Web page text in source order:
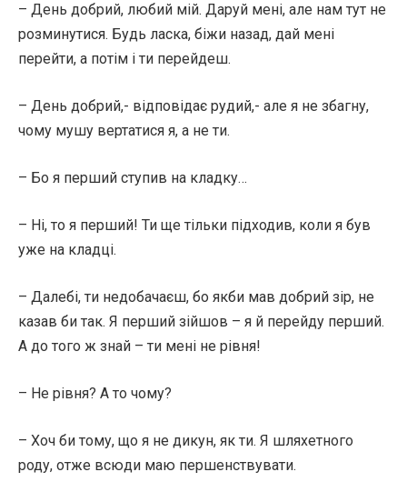
– День добрий, любий мій. Даруй мені, але нам тут не
розминутися. Будь ласка, біжи назад, дай мені
перейти, а потім і ти перейдеш.
– День добрий,- відповідає рудий,- але я не збагну,
чому мушу вертатися я, а не ти.
– Бо я перший ступив на кладку…
– Ні, то я перший! Ти ще тільки підходив, коли я був
уже на кладці.
– Далебі, ти недобачаєш, бо якби мав добрий зір, не
казав би так. Я перший зійшов – я й перейду перший.
А до того ж знай – ти мені не рівня!
– Не рівня? А то чому?
– Хоч би тому, що я не дикун, як ти. Я шляхетного
роду, отже всюди маю першенствувати.